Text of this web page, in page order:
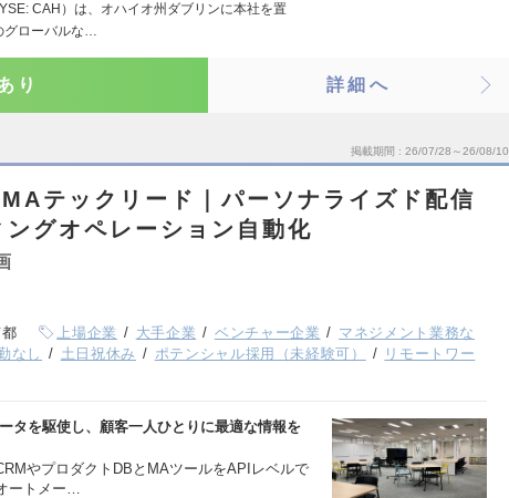
CAH）は、オハイオ州ダブリンに本社を置
グローバルな…
り 詳細へ
掲載期間 26/07/28～26/08/10
テックリード｜パーソナライズド配信
グオペレーション自動化
上場企業 大手企業 ベンチャー企業
マネジメント業務な
なし 土日祝休み ポテンシャル採用（未経験可）
リモートワー
タを駆使し、顧客一人ひとりに最適な情報を
やプロダクトDBとMAツールをAPIレベルで
ートメー…